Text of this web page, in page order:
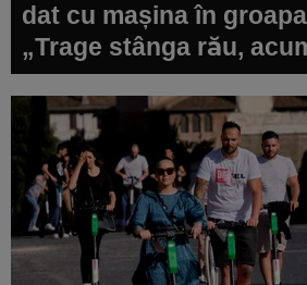
dat cu mașina în
„Trage stânga rău,